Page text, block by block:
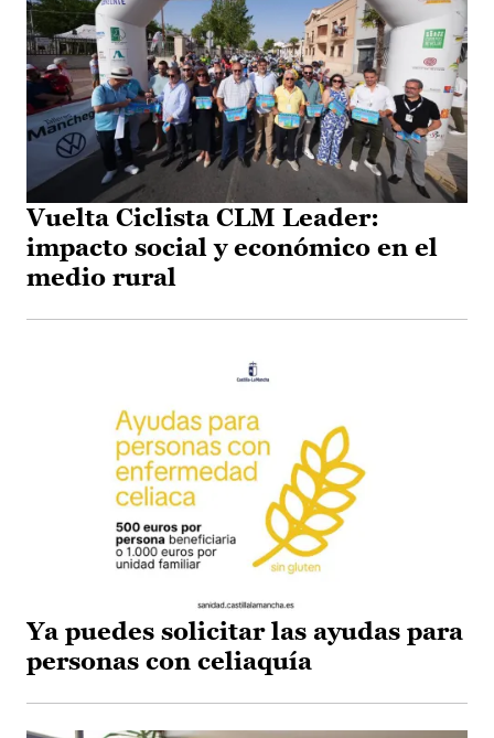
Vuelta Ciclista CLM Leader:
impacto social y económico en el
medio rural
Ya puedes solicitar las ayudas para
personas con celiaquía